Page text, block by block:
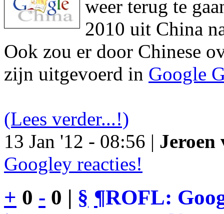
weer terug te
2010 uit China
Ook zou er door Chinese
zijn uitgevoerd in Google
(Lees verder...!)
13 Jan '12 - 08:56 | Jeroen
Googley reacties!
+ 0 - 0 | § ¶ROFL: